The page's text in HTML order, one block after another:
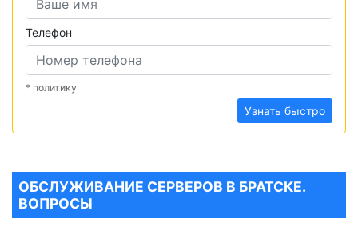
Телефон
* политику
Узнать быстро
ОБСЛУЖИВАНИЕ СЕРВЕРОВ В БРАТСКЕ.
ВОПРОСЫ